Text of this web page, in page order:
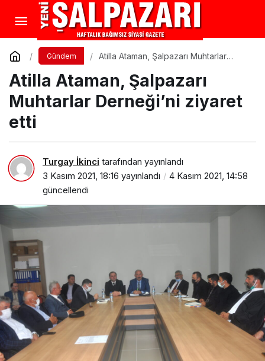
Gündem
Atilla Ataman, Şalpazarı Muhtarlar
Atilla Ataman, Şalpazarı
Muhtarlar Derneği’ni ziyaret
etti
Turgay İkinci tarafından yayınlandı
3 Kasım 2021, 18:16 yayınlandı
4 Kasım 2021, 14:58
güncellendi